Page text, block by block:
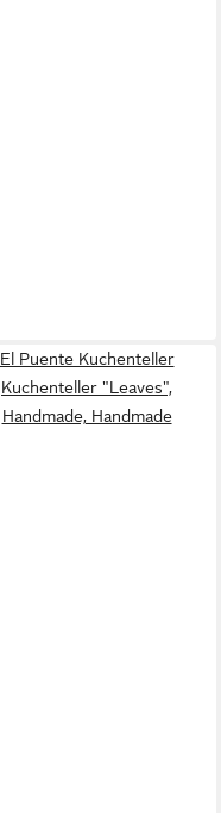
El Puente Kuchenteller
Kuchenteller "Leaves",
Handmade, Handmade